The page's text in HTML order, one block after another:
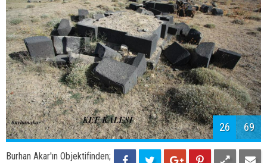
26 69
Burhan Akar'ın Objektifinden;